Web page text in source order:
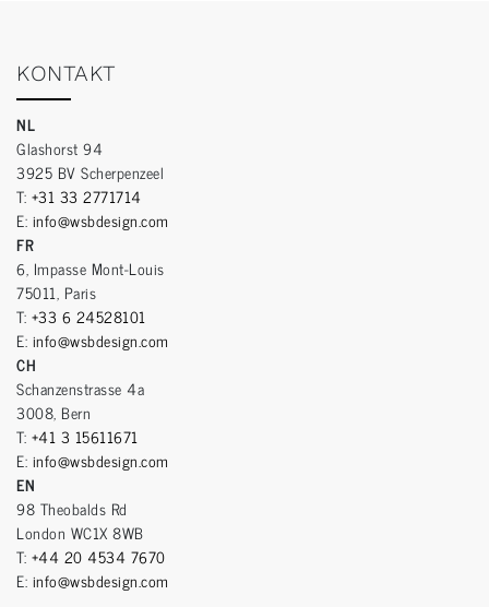
KONTAKT
NL
Glashorst 94
3925 BV Scherpenzeel
T: +31 33 2771714
E: info@wsbdesign.com
FR
6, Impasse Mont-Louis
75011, Paris
T: +33 6 24528101
E: info@wsbdesign.com
CH
Schanzenstrasse 4a
3008, Bern
T: +41 3 15611671
E: info@wsbdesign.com
EN
98 Theobalds Rd
London WC1X 8WB
T: +44 20 4534 7670
E: info@wsbdesign.com